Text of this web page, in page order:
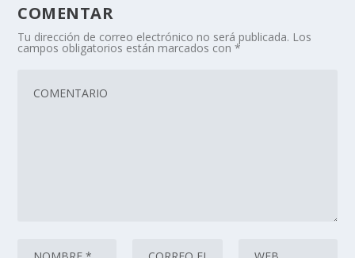
COMENTAR
Tu dirección de correo electrónico no será publicada. Los
campos obligatorios están marcados con*